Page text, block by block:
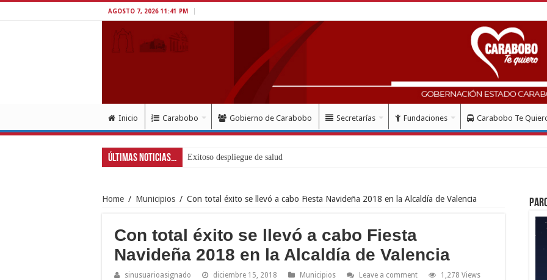
AGOSTO 7, 2026 11:41 PM
Inicio Carabobo Gobierno de Carabobo Secretarías Fundaciones Carabobo Te
Últimas Noticias... Exitoso despliegue de salud con instalación gratuita de marcapa
Home / Municipios / Con total éxito se llevó a cabo Fiesta Navideña 2018 en la Alcaldía de Valencia
Con total éxito se llevó a cabo Fiesta
Navideña 2018 en la Alcaldía de Valencia
sinusuarioasignado diciembre 15, 2018 Municipios Leave a comment 1,278 Views